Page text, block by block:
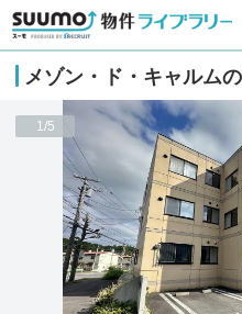
メゾン・ド・キャルム
1/5